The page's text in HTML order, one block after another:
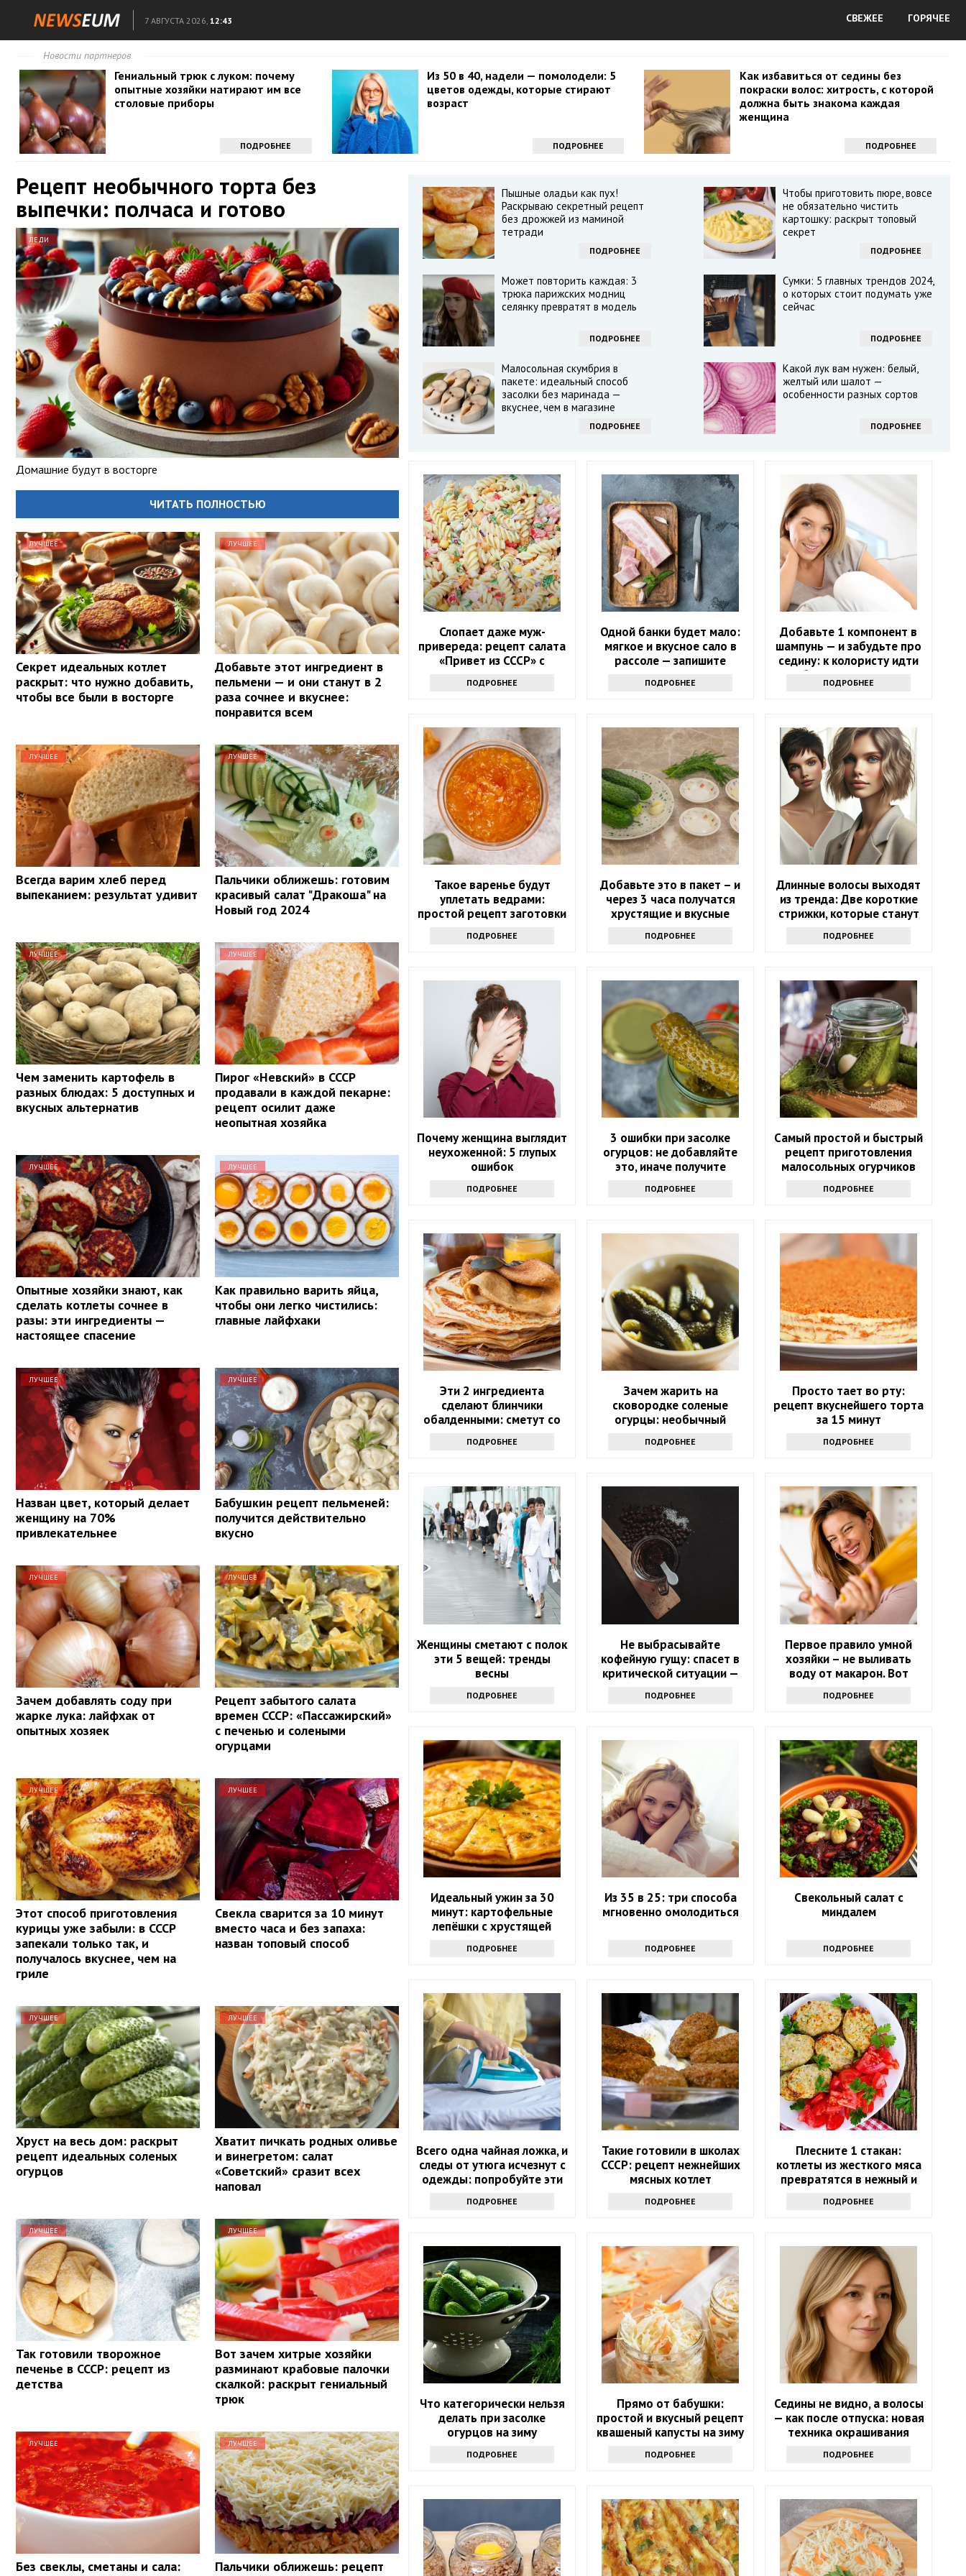
7 АВГУСТА 2026, 12:43 СВЕЖЕЕ ГОРЯЧЕЕ
Новости партнеров
Гениальный трюк с луком: почему
опытные хозяйки натирают им все
столовые приборы
ПОДРОБНЕЕ
Из 50 в 40, надели — помолодели: 5
цветов одежды, которые стирают
возраст
ПОДРОБНЕЕ
Как избавиться от седины без
покраски волос: хитрость, с которой
должна быть знакома каждая
женщина
ПОДРОБНЕЕ
Рецепт необычного торта без
выпечки: полчаса и готово
ЛЕДИ
Домашние будут в восторге
ЧИТАТЬ ПОЛНОСТЬЮ
ЛУЧШЕЕ
Секрет идеальных котлет
раскрыт: что нужно добавить,
чтобы все были в восторге
ЛУЧШЕЕ
Добавьте этот ингредиент в
пельмени — и они станут в 2
раза сочнее и вкуснее:
понравится всем
ЛУЧШЕЕ
Всегда варим хлеб перед
выпеканием: результат удивит
ЛУЧШЕЕ
Пальчики оближешь: готовим
красивый салат "Дракоша" на
Новый год 2024
ЛУЧШЕЕ
Чем заменить картофель в
разных блюдах: 5 доступных и
вкусных альтернатив
ЛУЧШЕЕ
Пирог «Невский» в СССР
продавали в каждой пекарне:
рецепт осилит даже
неопытная хозяйка
ЛУЧШЕЕ
Опытные хозяйки знают, как
сделать котлеты сочнее в
разы: эти ингредиенты —
настоящее спасение
ЛУЧШЕЕ
Как правильно варить яйца,
чтобы они легко чистились:
главные лайфхаки
ЛУЧШЕЕ
Назван цвет, который делает
женщину на 70%
привлекательнее
ЛУЧШЕЕ
Бабушкин рецепт пельменей:
получится действительно
вкусно
ЛУЧШЕЕ
Зачем добавлять соду при
жарке лука: лайфхак от
опытных хозяек
ЛУЧШЕЕ
Рецепт забытого салата
времен СССР: «Пассажирский»
с печенью и солеными
огурцами
ЛУЧШЕЕ
Этот способ приготовления
курицы уже забыли: в СССР
запекали только так, и
получалось вкуснее, чем на
гриле
ЛУЧШЕЕ
Свекла сварится за 10 минут
вместо часа и без запаха:
назван топовый способ
ЛУЧШЕЕ
Хруст на весь дом: раскрыт
рецепт идеальных соленых
огурцов
ЛУЧШЕЕ
Хватит пичкать родных оливье
и винегретом: салат
«Советский» сразит всех
наповал
ЛУЧШЕЕ
Так готовили творожное
печенье в СССР: рецепт из
детства
ЛУЧШЕЕ
Вот зачем хитрые хозяйки
разминают крабовые палочки
скалкой: раскрыт гениальный
трюк
ЛУЧШЕЕ
Без свеклы, сметаны и сала:
ЛУЧШЕЕ
Пальчики оближешь: рецепт
Пышные оладьи как пух!
Раскрываю секретный рецепт
без дрожжей из маминой
тетради
ПОДРОБНЕЕ
Чтобы приготовить пюре, вовсе
не обязательно чистить
картошку: раскрыт топовый
секрет
ПОДРОБНЕЕ
Может повторить каждая: 3
трюка парижских модниц
селянку превратят в модель
ПОДРОБНЕЕ
Сумки: 5 главных трендов 2024,
о которых стоит подумать уже
сейчас
ПОДРОБНЕЕ
Малосольная скумбрия в
пакете: идеальный способ
засолки без маринада —
вкуснее, чем в магазине
ПОДРОБНЕЕ
Какой лук вам нужен: белый,
желтый или шалот —
особенности разных сортов
ПОДРОБНЕЕ
Слопает даже муж-
привереда: рецепт салата
«Привет из СССР» с
колбасой
ПОДРОБНЕЕ
Одной банки будет мало:
мягкое и вкусное сало в
рассоле — запишите
ПОДРОБНЕЕ
Добавьте 1 компонент в
шампунь — и забудьте про
седину: к колористу идти
больше не нужно
ПОДРОБНЕЕ
Такое варенье будут
уплетать ведрами:
простой рецепт заготовки
ПОДРОБНЕЕ
Добавьте это в пакет – и
через 3 часа получатся
хрустящие и вкусные
ПОДРОБНЕЕ
Длинные волосы выходят
из тренда: Две короткие
стрижки, которые станут
года
ПОДРОБНЕЕ
Почему женщина выглядит
неухоженной: 5 глупых
ошибок
ПОДРОБНЕЕ
3 ошибки при засолке
огурцов: не добавляйте
это, иначе получите
закуску
ПОДРОБНЕЕ
Самый простой и быстрый
рецепт приготовления
малосольных огурчиков
ПОДРОБНЕЕ
Эти 2 ингредиента
сделают блинчики
обалденными: сметут со
забытый рецепт
ПОДРОБНЕЕ
Зачем жарить на
сковородке соленые
огурцы: необычный
повторять каждый день
ПОДРОБНЕЕ
Просто тает во рту:
рецепт вкуснейшего торта
за 15 минут
ПОДРОБНЕЕ
Женщины сметают с полок
эти 5 вещей: тренды
весны
ПОДРОБНЕЕ
Не выбрасывайте
кофейную гущу: спасет в
критической ситуации —
лайфхак от опытных
хозяек
ПОДРОБНЕЕ
Первое правило умной
хозяйки – не выливать
воду от макарон. Вот
ПОДРОБНЕЕ
Идеальный ужин за 30
минут: картофельные
лепёшки с хрустящей
корочкой и тягучим сыром
ПОДРОБНЕЕ
Из 35 в 25: три способа
мгновенно омолодиться
ПОДРОБНЕЕ
Свекольный салат с
миндалем
ПОДРОБНЕЕ
Всего одна чайная ложка, и
следы от утюга исчезнут с
одежды: попробуйте эти
ПОДРОБНЕЕ
Такие готовили в школах
СССР: рецепт нежнейших
мясных котлет
ПОДРОБНЕЕ
Плесните 1 стакан:
котлеты из жесткого мяса
превратятся в нежный и
сочный деликатес
ПОДРОБНЕЕ
Что категорически нельзя
делать при засолке
огурцов на зиму
ПОДРОБНЕЕ
Прямо от бабушки:
простой и вкусный рецепт
квашеный капусты на зиму
ПОДРОБНЕЕ
Седины не видно, а волосы
— как после отпуска: новая
техника окрашивания
любой краски
ПОДРОБНЕЕ